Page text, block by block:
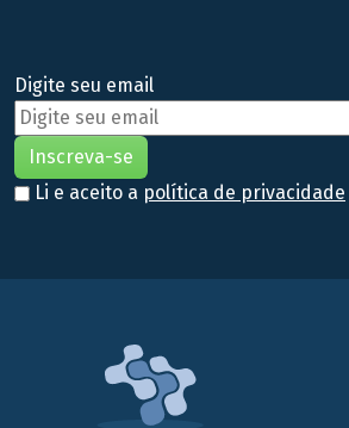
Digite seu email
Li e aceito a política de privacidade